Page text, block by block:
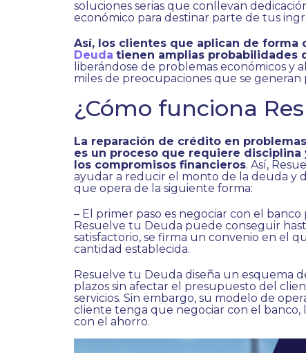
soluciones serias que conllevan
económico para destinar parte de tus
Así, los clientes que aplican de forma
Deuda tienen amplias probabilidades
liberándose de problemas económicos y
miles de preocupaciones que se
¿Cómo funciona
La reparación de crédito en
es un proceso que requiere
los compromisos financieros. Así,
ayudar a reducir el monto de la deuda y
que opera de la siguiente forma:
– El primer paso es negociar con el
Resuelve tu Deuda puede conseguir
satisfactorio, se firma un convenio en el
cantidad establecida.
Resuelve tu Deuda diseña un esquema
plazos sin afectar el presupuesto del
servicios. Sin embargo, su modelo de
cliente tenga que negociar con el
con el ahorro.